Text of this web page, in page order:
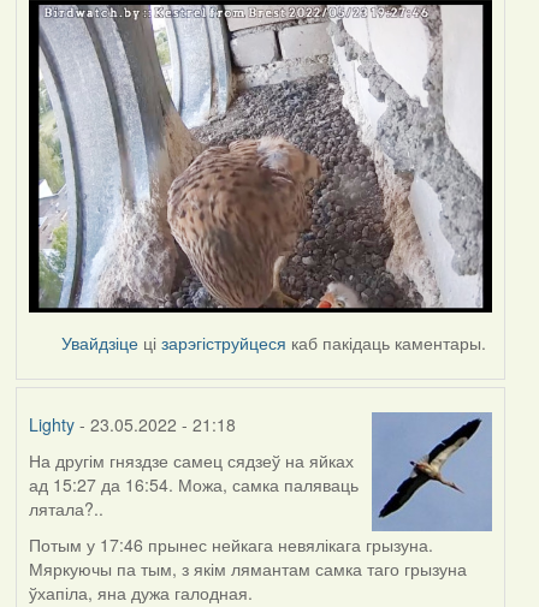
Увайдзіце цізарэгіструйцеся каб пакідаць каментары.
Lighty- 23.05.2022 - 21:18
На другім гняздзе самец сядзеў на яйках
ад 15:27 да 16:54. Можа, самка паляваць
лятала?..
Потым у 17:46 прынес нейкага невялікага грызуна.
Мяркуючы па тым, з якім лямантам самка таго грызуна
ўхапіла, яна дужа галодная.